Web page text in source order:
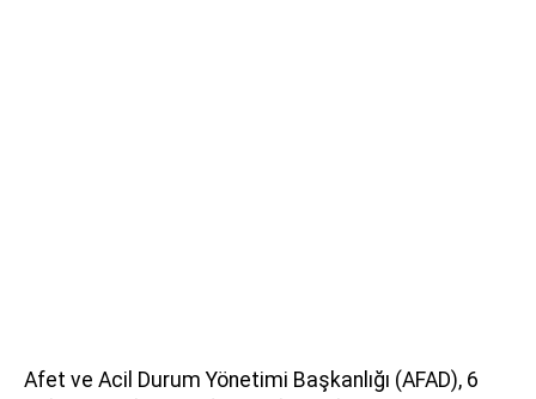
Afet ve Acil Durum Yönetimi Başkanlığı (AFAD), 6